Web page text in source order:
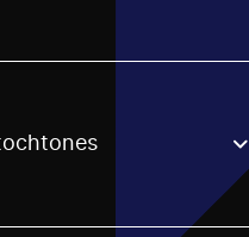
or regon. The